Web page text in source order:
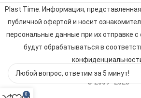
Plast Time. Информация,
публичной офертой и носит
персональные данные при их отправке
будут обрабатываться в
© 2009–2025
0